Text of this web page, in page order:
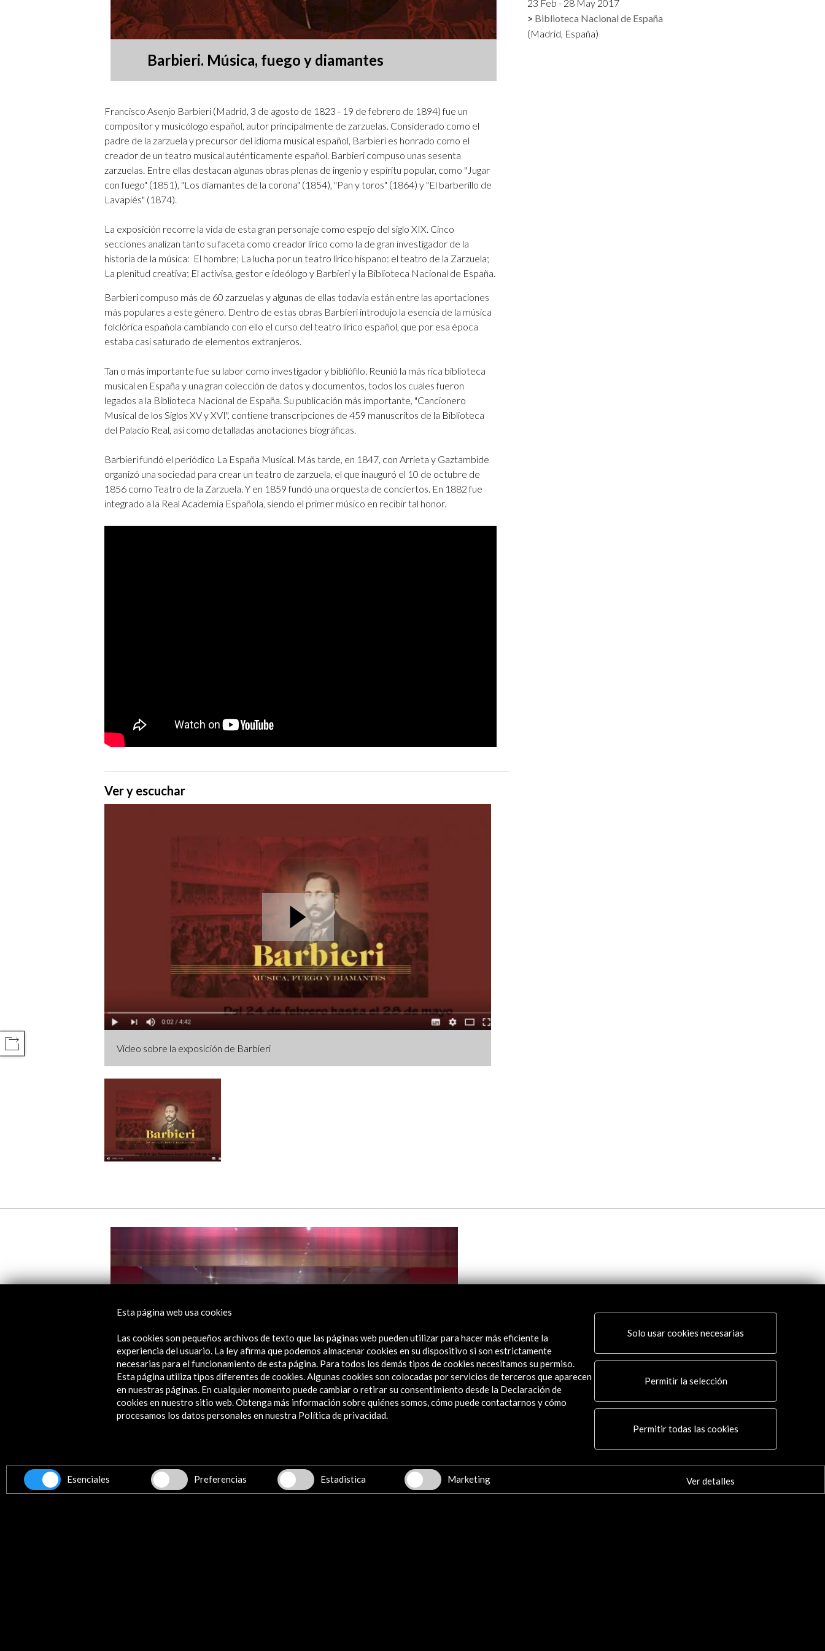
Logos y crédito a AC/E
Contacto
Barbieri. Música, fuego y diamantes
Francisco Asenjo Barbieri (Madrid, 3 de agosto de 1823 - 19 de febrero de 1894) fue un
compositor y musicólogo español, autor principalmente de zarzuelas. Considerado como el
padre de la zarzuela y precursor del idioma musical español, Barbieri es honrado como el
creador de un teatro musical auténticamente español. Barbieri compuso unas sesenta
zarzuelas. Entre ellas destacan algunas obras plenas de ingenio y espíritu popular, como "Jugar
con fuego" (1851), "Los diamantes de la corona" (1854), "Pan y toros" (1864) y "El barberillo de
Lavapiés" (1874).
La exposición recorre la vida de esta gran personaje como espejo del siglo XIX. Cinco
secciones analizan tanto su faceta como creador lírico como la de gran investigador de la
historia de la música: El hombre; La lucha por un teatro lírico hispano: el teatro de la Zarzuela;
La plenitud creativa; El activisa, gestor e ideólogo y Barbieri y la Biblioteca Nacional de España.
Barbieri compuso más de 60 zarzuelas y algunas de ellas todavía están entre las aportaciones
más populares a este género. Dentro de estas obras Barbieri introdujo la esencia de la música
folclórica española cambiando con ello el curso del teatro lírico español, que por esa época
estaba casi saturado de elementos extranjeros.
Tan o más importante fue su labor como investigador y bibliófilo. Reunió la más rica biblioteca
musical en España y una gran colección de datos y documentos, todos los cuales fueron
legados a la Biblioteca Nacional de España. Su publicación más importante, "Cancionero
Musical de los Siglos XV y XVI", contiene transcripciones de 459 manuscritos de la Biblioteca
del Palacio Real, así como detalladas anotaciones biográficas.
Barbieri fundó el periódico La España Musical. Más tarde, en 1847, con Arrieta y Gaztambide
organizó una sociedad para crear un teatro de zarzuela, el que inauguró el 10 de octubre de
1856 como Teatro de la Zarzuela. Y en 1859 fundó una orquesta de conciertos. En 1882 fue
integrado a la Real Academia Española, siendo el primer músico en recibir tal honor.
Ver y escuchar
Vídeo sobre la exposición de Barbieri
23 Feb - 28 May 2017
Biblioteca Nacional de España
(Madrid, España)
Libros digitales
Esta página web usa cookies
Las cookies son pequeños archivos de texto que las páginas web pueden utilizar para hacer más eficiente la
experiencia del usuario. La ley afirma que podemos almacenar cookies en su dispositivo si son estrictamente
necesarias para el funcionamiento de esta página. Para todos los demás tipos de cookies necesitamos su permiso.
Esta página utiliza tipos diferentes de cookies. Algunas cookies son colocadas por servicios de terceros que aparecen
en nuestras páginas. En cualquier momento puede cambiar o retirar su consentimiento desde la Declaración de
cookies en nuestro sitio web. Obtenga más información sobre quiénes somos, cómo puede contactarnos y cómo
procesamos los datos personales en nuestra Política de privacidad.
Solo usar cookies necesarias
Permitir la selección
Permitir todas las cookies
Esenciales Preferencias Estadistica Marketing Ver detalles